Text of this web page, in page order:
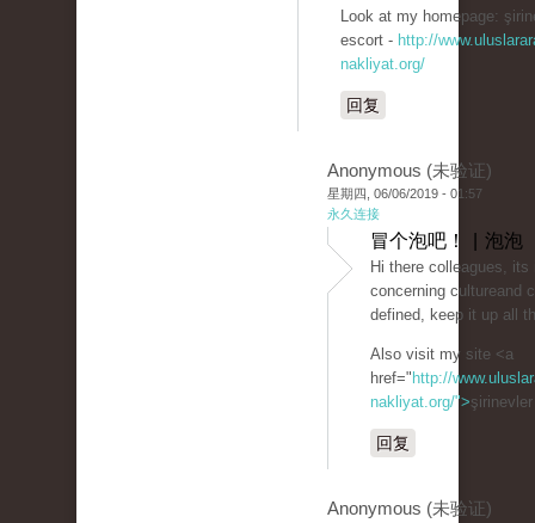
Look at my homepage:
escort - http://
nakliyat.org/
回复
Anonymous (未验证)
星期四, 06/06/2019 - 01:57
永久连接
冒个泡吧！ | 泡泡
Hi there colleagues,
concerning cultureand
defined, keep it up all
Also visit my site <a
href=" http://
nakliyat.org/">
回复
Anonymous (未验证)